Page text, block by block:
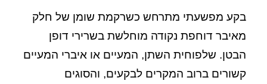
בקע מפשעתי מתרחש כשרקמת שומן של חלק
מאיבר דוחפת נקודה מוחלשת בשרירי דופן
הבטן. שלפוחית השתן, המעיים או איברי המעיים
קשורים ברוב המקרים לבקעים, והסוגים